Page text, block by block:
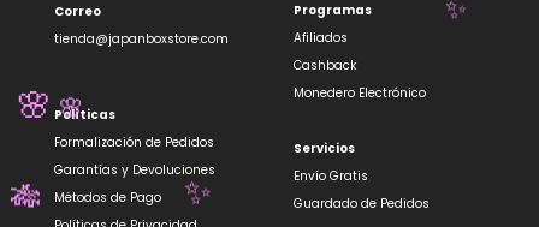
Correo
tienda@japanboxstore.com
Políticas
Formalización de Pedidos
Garantías y Devoluciones
Métodos de Pago
Programas
Afiliados
Cashback
Monedero Electrónico
Servicios
Envío Gratis
Guardado de Pedidos
🎋
🌸
🌸
✨
✨